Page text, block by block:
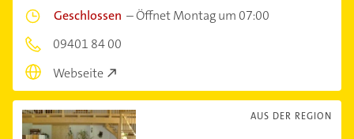
Geschlossen –Öffnet Montag um 07:00
09401 84 00
Webseite
AUS DER REGION